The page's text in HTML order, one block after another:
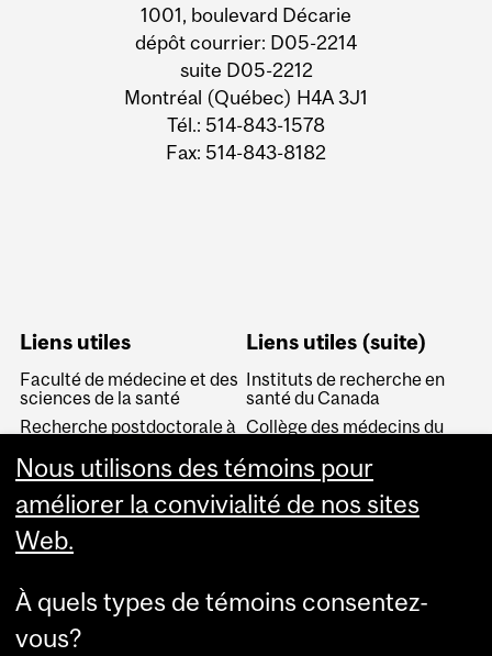
1001, boulevard Décarie
dépôt courrier: D05-2214
suite D05-2212
Montréal (Québec) H4A 3J1
Tél.: 514-843-1578
Fax: 514-843-8182
Liens utiles
Faculté de médecine et des
sciences de la santé
Recherche postdoctorale à
Fonds de recherche Santé
Québec (FRQS)
Chaires de recherche du
Canada
et chirurgiens du Canada
Liens utiles (suite)
Instituts de recherche en
santé du Canada
Collège des médecins du
Association médicale
canadienne
Association canadienne
(CARMS)
Nous utilisons des témoins pour
améliorer la convivialité de nos sites
Web.
À quels types de témoins consentez-
vous?